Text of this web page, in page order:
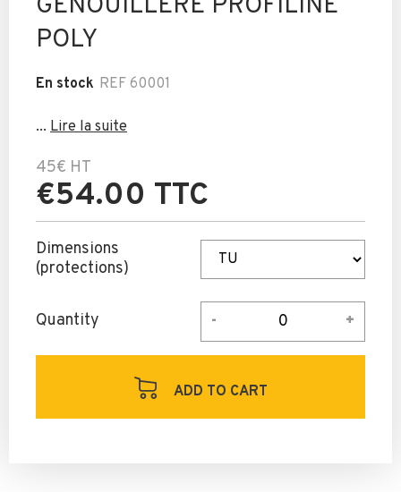
POLY
En stock REF 60001
... Lire la suite
45€ HT
€54.00 TTC
Dimensions
(protections)
Quantity
ADD TO CART